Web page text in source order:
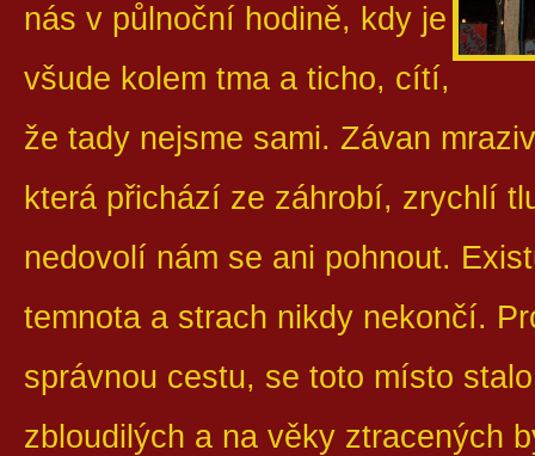
nás v půlnoční hodině, kdy je
všude kolem tma a ticho, cítí,
že tady nejsme sami. Závan
která přichází ze záhrobí, zrychlí
nedovolí nám se ani pohnout.
temnota a strach nikdy nekončí.
správnou cestu, se toto místo
zbloudilých a na věky ztracených